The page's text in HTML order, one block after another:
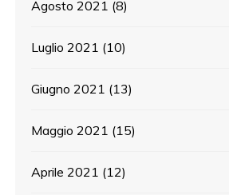
Agosto 2021 (8)
Luglio 2021 (10)
Giugno 2021 (13)
Maggio 2021 (15)
Aprile 2021 (12)